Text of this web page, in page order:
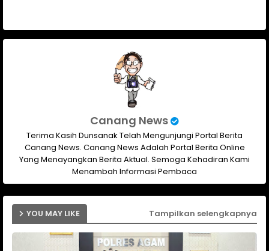
Canang News
Terima Kasih Dunsanak Telah Mengunjungi Portal Berita
Canang News. Canang News Adalah Portal Berita Online
Yang Menayangkan Berita Aktual. Semoga Kehadiran Kami
Menambah Informasi Pembaca
YOU MAY LIKE Tampilkan selengkapnya